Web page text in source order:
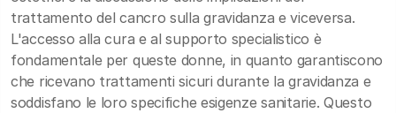
trattamento del cancro sulla gravidanza e viceversa.
L'accesso alla cura e al supporto specialistico è
fondamentale per queste donne, in quanto garantiscono
che ricevano trattamenti sicuri durante la gravidanza e
soddisfano le loro specifiche esigenze sanitarie. Questo